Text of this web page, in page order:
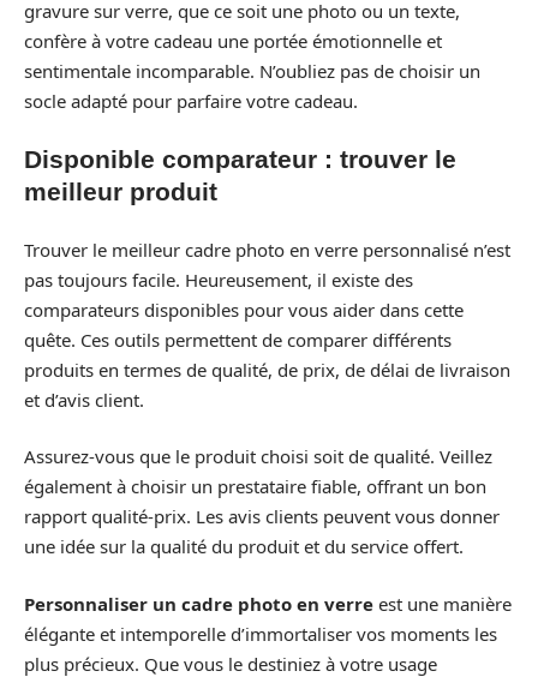
gravure sur verre, que ce soit une photo ou un texte,
confère à votre cadeau une portée émotionnelle et
sentimentale incomparable. N’oubliez pas de choisir un
socle adapté pour parfaire votre cadeau.
Disponible comparateur : trouver le
meilleur produit
Trouver le meilleur cadre photo en verre personnalisé n’est
pas toujours facile. Heureusement, il existe des
comparateurs disponibles pour vous aider dans cette
quête. Ces outils permettent de comparer différents
produits en termes de qualité, de prix, de délai de livraison
et d’avis client.
Assurez-vous que le produit choisi soit de qualité. Veillez
également à choisir un prestataire fiable, offrant un bon
rapport qualité-prix. Les avis clients peuvent vous donner
une idée sur la qualité du produit et du service offert.
Personnaliser un cadre photo en verre est une manière
élégante et intemporelle d’immortaliser vos moments les
plus précieux. Que vous le destiniez à votre usage